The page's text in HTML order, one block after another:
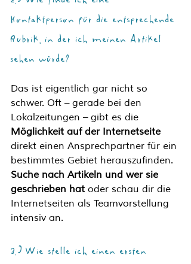
Kontaktperson für die entsprechende
Rubrik, in der ich meinen Artikel
sehen würde?
Das ist eigentlich gar nicht so
schwer. Oft – gerade bei den
Lokalzeitungen – gibt es die
Möglichkeit auf der Internetseite
direkt einen Ansprechpartner für ein
bestimmtes Gebiet herauszufinden.
Suche nach Artikeln und wer sie
geschrieben hat oder schau dir die
Internetseiten als Teamvorstellung
intensiv an.
3.) Wie stelle ich einen ersten